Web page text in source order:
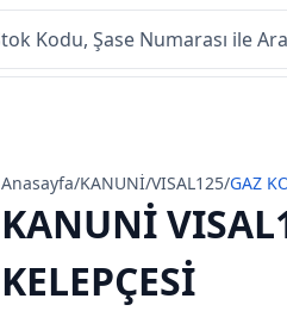
Anasayfa/KANUNİ/VISAL125/GAZ
KANUNİ
KELEPÇESİ